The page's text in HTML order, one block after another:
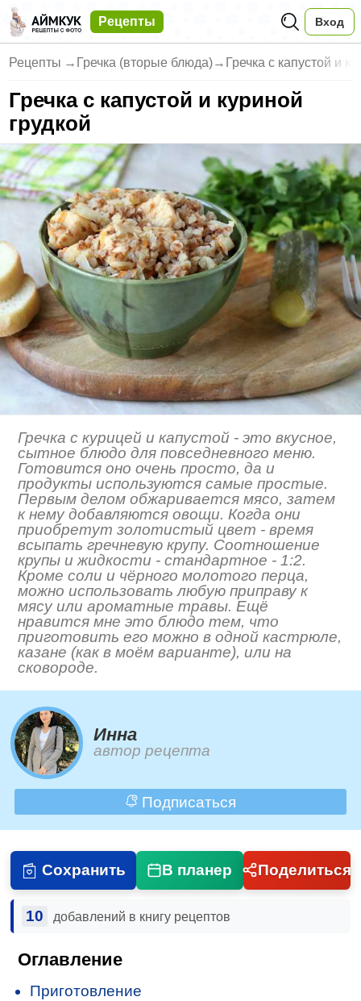
Рецепты Вход
Рецепты → Гречка (вторые блюда)→ Гречка с капустой и
Гречка с капустой и куриной
грудкой
Гречка с курицей и капустой - это вкусное,
сытное блюдо для повседневного меню.
Готовится оно очень просто, да и
продукты используются самые простые.
Первым делом обжаривается мясо, затем
к нему добавляются овощи. Когда они
приобретут золотистый цвет - время
всыпать гречневую крупу. Соотношение
крупы и жидкости - стандартное - 1:2.
Кроме соли и чёрного молотого перца,
можно использовать любую приправу к
мясу или ароматные травы. Ещё
нравится мне это блюдо тем, что
приготовить его можно в одной кастрюле,
казане (как в моём варианте), или на
сковороде.
Инна
автор рецепта
Подписаться
Сохранить В планер Поделиться
10 добавлений в книгу рецептов
Оглавление
Приготовление